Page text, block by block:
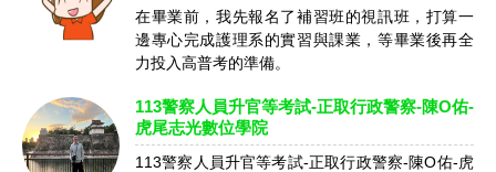
在畢業前，我先報名了補習班的視訊班，打算一
邊專心完成護理系的實習與課業，等畢業後再全
力投入高普考的準備。
113警察人員升官等考試-正取行政警察-陳O佑-
虎尾志光數位學院
113警察人員升官等考試-正取行政警察-陳O佑-虎